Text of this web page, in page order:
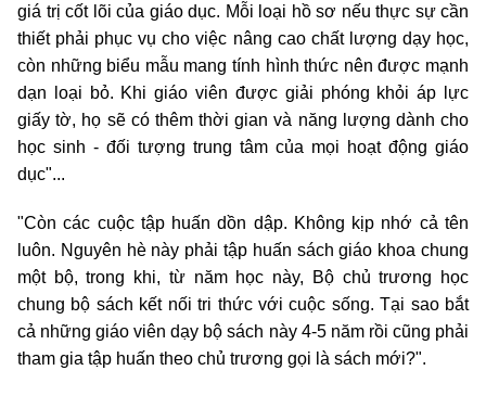
giá trị cốt lõi của giáo dục. Mỗi loại hồ sơ nếu thực sự cần
thiết phải phục vụ cho việc nâng cao chất lượng dạy học,
còn những biểu mẫu mang tính hình thức nên được mạnh
dạn loại bỏ. Khi giáo viên được giải phóng khỏi áp lực
giấy tờ, họ sẽ có thêm thời gian và năng lượng dành cho
học sinh - đối tượng trung tâm của mọi hoạt động giáo
dục"...
"Còn các cuộc tập huấn dồn dập. Không kịp nhớ cả tên
luôn. Nguyên hè này phải tập huấn sách giáo khoa chung
một bộ, trong khi, từ năm học này, Bộ chủ trương học
chung bộ sách kết nối tri thức với cuộc sống. Tại sao bắt
cả những giáo viên dạy bộ sách này 4-5 năm rồi cũng phải
tham gia tập huấn theo chủ trương gọi là sách mới?".